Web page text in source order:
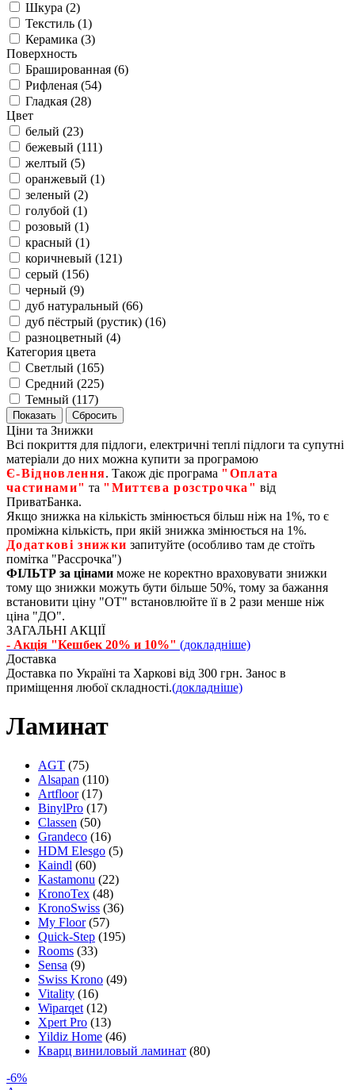
Шкура (2)
Текстиль (1)
Керамика (3)
Поверхность
Брашированная (6)
Рифленая (54)
Гладкая (28)
Цвет
белый (23)
бежевый (111)
желтый (5)
оранжевый (1)
зеленый (2)
голубой (1)
розовый (1)
красный (1)
коричневый (121)
серый (156)
черный (9)
дуб натуральный (66)
дуб пёстрый (рустик) (16)
разноцветный (4)
Категория цвета
Светлый (165)
Средний (225)
Темный (117)
Ціни та Знижки
Всі покриття для підлоги, електричні теплі підлоги та супутні
матеріали до них можна купити за програмою
Є‑Відновлення. Також діє програма "Оплата
частинами" та "Миттєва розстрочка" від
ПриватБанка.
Якщо знижка на кількість змінюється більш ніж на 1%, то є
проміжна кількість, при якій знижка змінюється на 1%.
Додаткові знижки запитуйте (особливо там де стоїть
помітка "Рассрочка")
ФІЛЬТР за цінами може не коректно враховувати знижки
тому що знижки можуть бути більше 50%, тому за бажання
встановити ціну "ОТ" встановлюйте її в 2 рази менше ніж
ціна "ДО".
ЗАГАЛЬНІ АКЦІЇ
- Акція "Кешбек 20% и 10%" (докладніше)
Доставка
Доставка по Україні та Харкові від 300 грн. Занос в
приміщення любої складності.(докладніше)
Ламинат
AGT (75)
Alsapan (110)
Artfloor (17)
BinylPro (17)
Classen (50)
Grandeco (16)
HDM Elesgo (5)
Kaindl (60)
Kastamonu (22)
KronoTex (48)
KronoSwiss (36)
My Floor (57)
Quick-Step (195)
Rooms (33)
Sensa (9)
Swiss Krono (49)
Vitality (16)
Wiparqet (12)
Xpert Pro (13)
Yildiz Home (46)
Кварц виниловый ламинат (80)
-6%